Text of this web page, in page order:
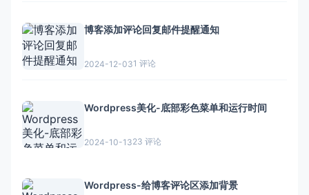
博客添加评论回复邮件提醒通知
2024-12-031 评论
Wordpress美化-底部彩色菜单和运行时间
2024-10-1323 评论
Wordpress-给博客评论区添加背景